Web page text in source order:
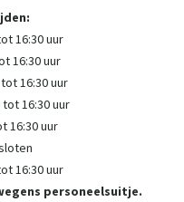
16:30 uur
16:30 uur
16:30 uur
16:30 uur
16:30 uur
16:30 uur
personeelsuitje.